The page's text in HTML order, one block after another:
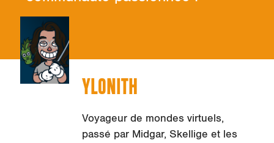
YLONITH
Voyageur de mondes virtuels,
passé par Midgar, Skellige et les